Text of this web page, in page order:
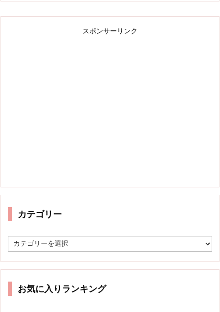
スポンサーリンク
カテゴリー
テ
リ
お気に入りランキング